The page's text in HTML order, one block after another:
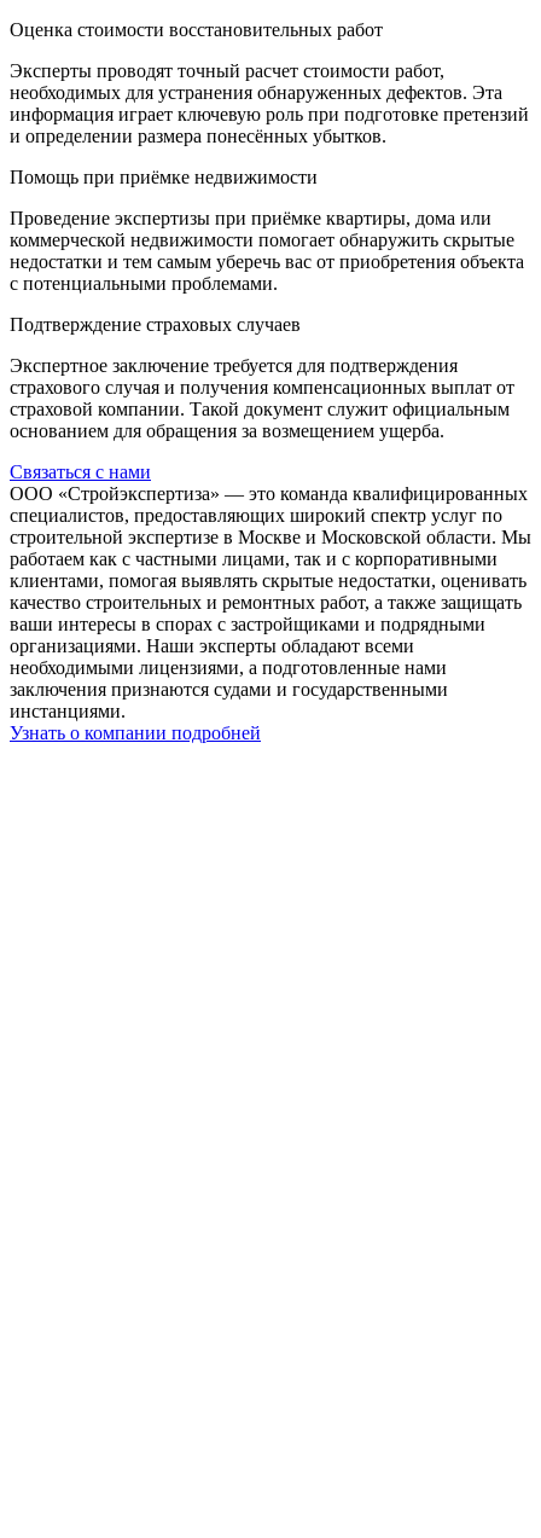
Оценка стоимости восстановительных работ
Эксперты проводят точный расчет стоимости работ,
необходимых для устранения обнаруженных дефектов. Эта
информация играет ключевую роль при подготовке претензий
и определении размера понесённых убытков.
Помощь при приёмке недвижимости
Проведение экспертизы при приёмке квартиры, дома или
коммерческой недвижимости помогает обнаружить скрытые
недостатки и тем самым уберечь вас от приобретения объекта
с потенциальными проблемами.
Подтверждение страховых случаев
Экспертное заключение требуется для подтверждения
страхового случая и получения компенсационных выплат от
страховой компании. Такой документ служит официальным
основанием для обращения за возмещением ущерба.
Связаться с нами
ООО «Стройэкспертиза» — это команда квалифицированных
специалистов, предоставляющих широкий спектр услуг по
строительной экспертизе в Москве и Московской области. Мы
работаем как с частными лицами, так и с корпоративными
клиентами, помогая выявлять скрытые недостатки, оценивать
качество строительных и ремонтных работ, а также защищать
ваши интересы в спорах с застройщиками и подрядными
организациями. Наши эксперты обладают всеми
необходимыми лицензиями, а подготовленные нами
заключения признаются судами и государственными
инстанциями.
Узнать о компании подробней